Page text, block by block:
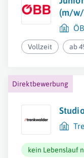
(m/
Vollzeit ab
Direktbewerbung
kein Lebenslauf